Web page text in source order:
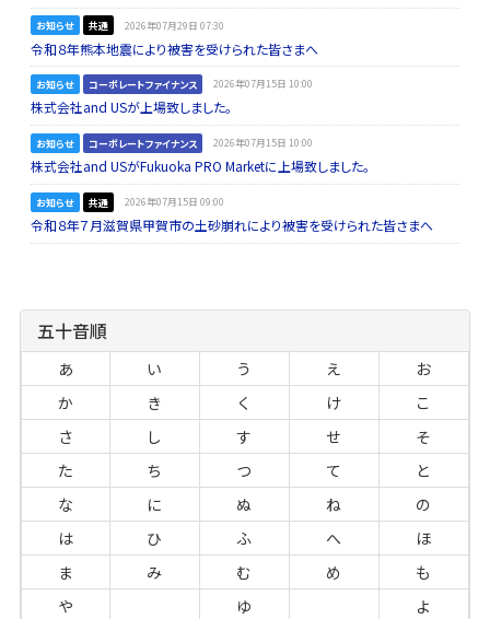
お知らせ 共通 2026年07月29日 07:30
令和８年熊本地震により被害を受けられた皆さまへ
お知らせ コーポレートファイナンス 2026年07月15日 10:00
株式会社and USが上場致しました。
お知らせ コーポレートファイナンス 2026年07月15日 10:00
株式会社and USがFukuoka PRO Marketに上場致しました。
お知らせ 共通 2026年07月15日 09:00
令和８年７月滋賀県甲賀市の土砂崩れにより被害を受けられた皆さまへ
五十音順
あ い う え
お
か
き く け
こ
さ
し す せ
そ
た
ち つ て
と
な
に ぬ ね
の
は
ひ ふ へ
ほ
ま
み む め
も
や
ゆ
よ